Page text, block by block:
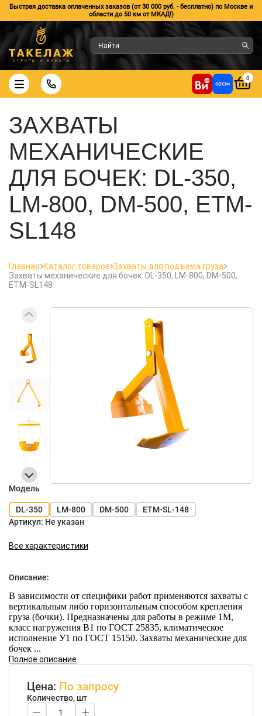
Быстрая доставка оплаченных заказов (от 30 000 руб. - бесплатно) по Москве и
области до 50 км от МКАД!)
0
ЗАХВАТЫ
МЕХАНИЧЕСКИЕ
ДЛЯ БОЧЕК: DL-350,
LM-800, DM-500, ETM-
SL148
Главная Каталог товаров Захваты для подъема груза
Захваты механические для бочек: DL-350, LM-800, DM-500,
ETM-SL148
Модель
DL-350 LM-800 DM-500
ETM-SL-148
Артикул: Не указан
Все характеристики
Описание:
В зависимости от специфики работ применяются захваты с
вертикальным либо горизонтальным способом крепления
груза (бочки). Предназначены для работы в режиме 1М,
класс нагружения В1 по ГОСТ 25835, климатическое
исполнение У1 по ГОСТ 15150. Захваты механические для
бочек ...
Полное описание
Цена: По запросу
Количество, шт